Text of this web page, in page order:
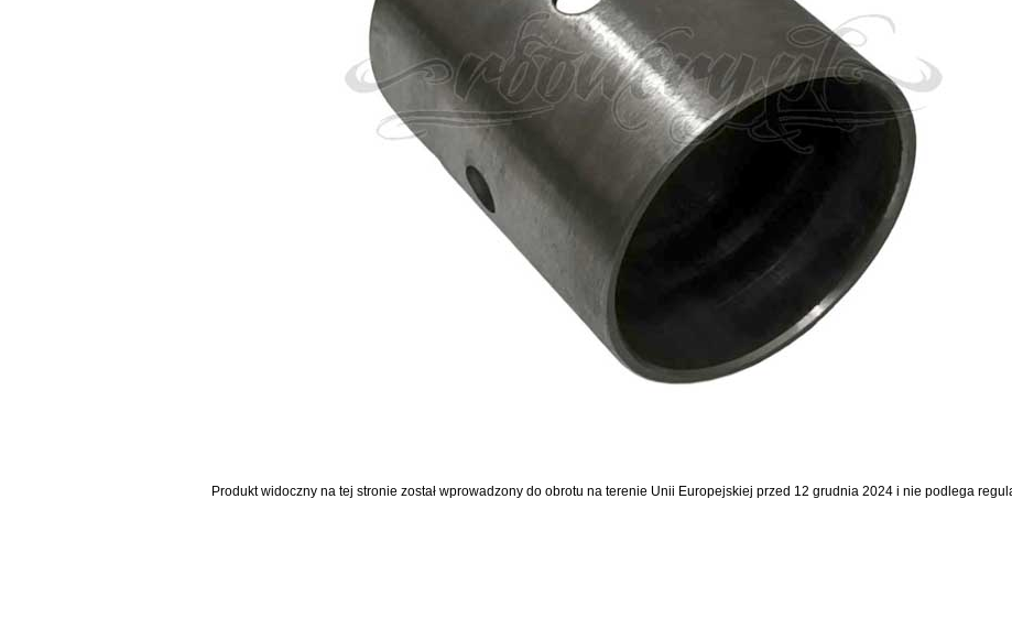
Produkt widoczny na tej stronie został wprowadzony do obrotu na terenie Unii Europejskiej przed 12 grudnia 2024 i nie podlega